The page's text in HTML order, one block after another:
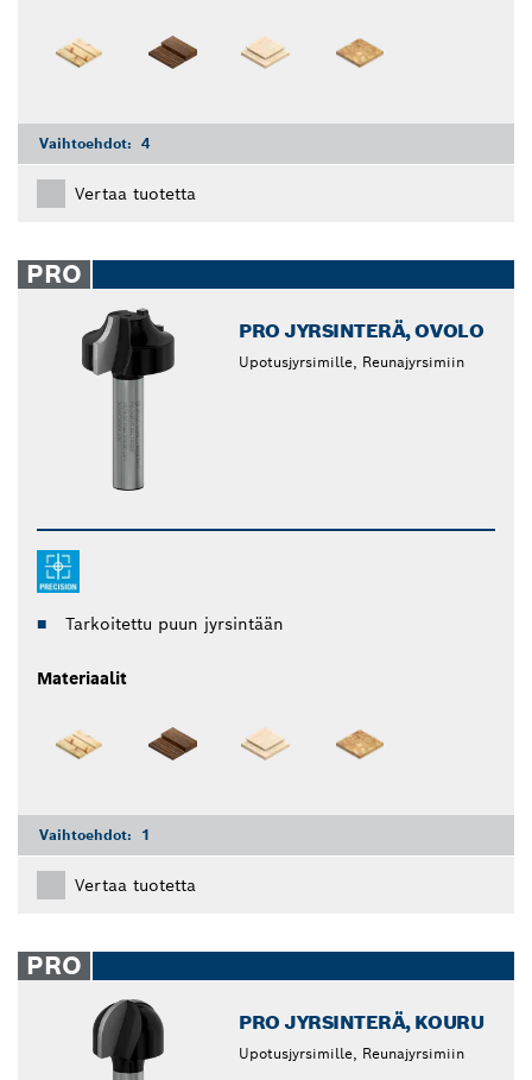
Vaihtoehdot: 4
Vertaa tuotetta
PRO
PRO JYRSINTERÄ, OVOLO
Upotusjyrsimille, Reunajyrsimiin
Tarkoitettu puun jyrsintään
Materiaalit
Vaihtoehdot: 1
Vertaa tuotetta
PRO
PRO JYRSINTERÄ, KOURU
Upotusjyrsimille, Reunajyrsimiin